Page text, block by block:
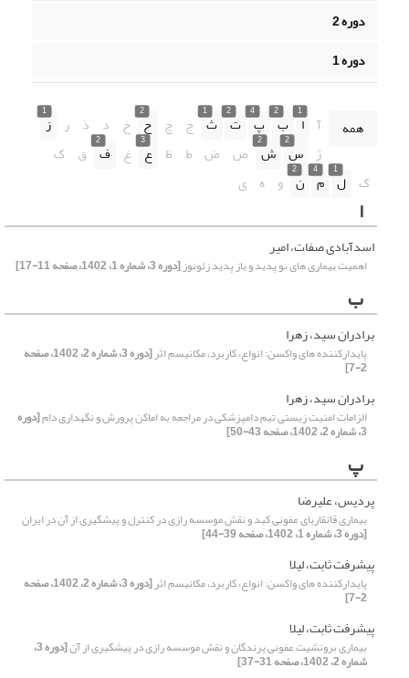
دوره 2
دوره 1
همه آ
1
ا
2
ب
4
پ
2
ت
1
ث ج چ
2
ح خ د ذ ر
1
ز
ژ
2
س
2
ش ص ض ط ظ
3
ع غ
2
ف ق ک
گ
1
ل
4
م
2
ن و ه ی
ا
اسدآبادی صفات، امیر
اهمیت بیماری های نو پدید و باز پدید زئونوز[دوره 3، شماره 1، 1402، صفحه 11-17]
ب
برادران سید، زهرا
پایدارکننده های واکسن: انواع، کاربرد، مکانیسم اثر [دوره 3، شماره 2، 1402، صفحه
2-7]
برادران سید، زهرا
الزامات امنیت زیستی تیم دامپزشکی در مراجعه به اماکن پرورش و نگهداری دام[دوره
3، شماره 2، 1402، صفحه 43-50]
پ
پردیس، علیرضا
بیماری قانقاریای عفونی کبد و نقش موسسه رازی در کنترل و پیشگیری از آن در ایران
[دوره 3، شماره 1، 1402، صفحه 39-44]
پیشرفت ثابت، لیلا
پایدارکننده های واکسن: انواع، کاربرد، مکانیسم اثر [دوره 3، شماره 2، 1402، صفحه
2-7]
پیشرفت ثابت، لیلا
بیماری برونشیت عفونی پرندگان و نقش موسسه رازی در پیشگیری از آن [دوره 3،
شماره 2، 1402، صفحه 31-37]